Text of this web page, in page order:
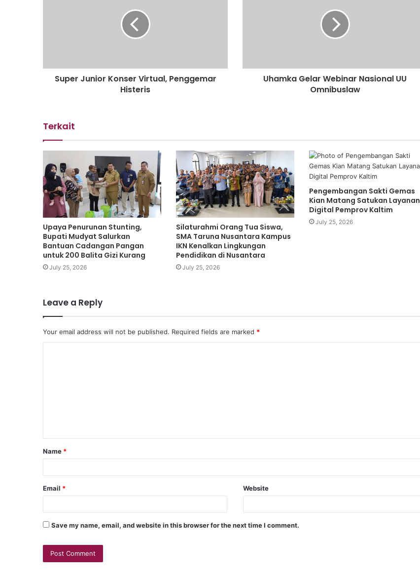
Super Junior Konser Virtual, Penggemar
Histeris
Uhamka Gelar Webinar Nasional UU
Omnibuslaw
Terkait
Upaya Penurunan Stunting,
Bupati Mudyat Salurkan
Bantuan Cadangan Pangan
untuk 200 Balita Gizi Kurang
July 25, 2026
Silaturahmi Orang Tua Siswa,
SMA Taruna Nusantara Kampus
IKN Kenalkan Lingkungan
Pendidikan di Nusantara
July 25, 2026
Pengembangan Sakti Gemas
Kian Matang Satukan Layanan
Digital Pemprov Kaltim
July 25, 2026
Leave a Reply
Your email address will not be published. Required fields are marked *
Name *
Email * Website
Save my name, email, and website in this browser for the next time I comment.